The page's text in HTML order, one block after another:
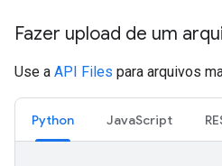
Fazer upload de um
Use a API Files para arquivos
Python JavaScript